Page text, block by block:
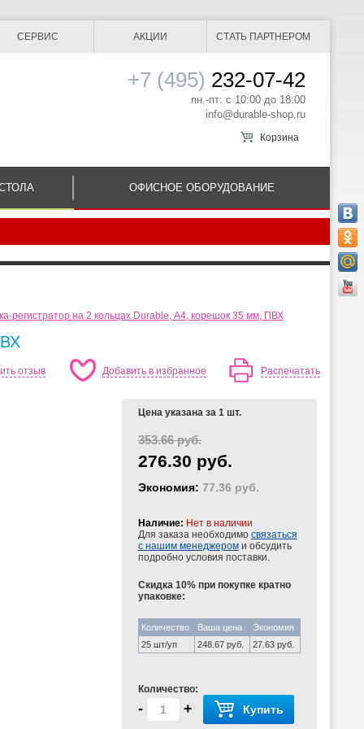
СЕРВИС АКЦИИ СТАТЬ ПАРТНЕРОМ
+7 (495) 232-07-42
пн.-пт: с 10:00 до 18:00
info@durable-shop.ru
Корзина
ОФИСНОЕ ОБОРУДОВАНИЕ
регистратор на 2 кольцах Durable, А4, корешок 35 мм, ПВХ
Распечатать
Добавить в избранное
отзыв
Цена указана за 1 шт.
353.66 руб.
276.30 руб.
Экономия: 77.36 руб.
Наличие: Нет в наличии
Для заказа необходимо связаться
с нашим менеджероми обсудить
подробно условия поставки.
Скидка 10% при покупке кратно
упаковке:
Количество Ваша цена
Экономия
25 шт/уп
248.67 руб. 27.63 руб.
Количество:
- + Купить